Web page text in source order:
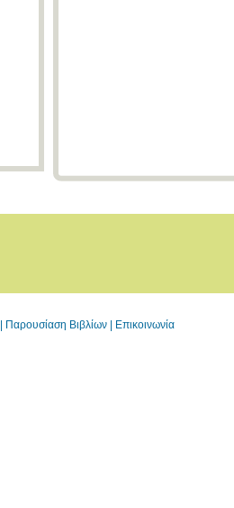
Παρουσίαση Βιβλίων Επικοινωνία